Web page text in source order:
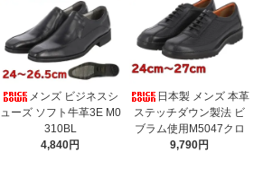
メンズ ビジネスシ
ューズ ソフト牛革3E M0
310BL
4,840円
日本製 メンズ 本革
ステッチダウン製法 ビ
ブラム使用M5047クロ
9,790円